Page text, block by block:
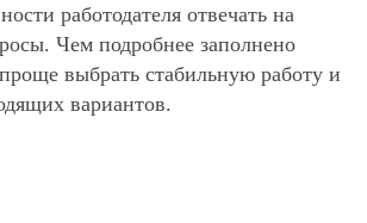
работодателя отвечать на
Чем подробнее заполнено
выбрать стабильную работу и
вариантов.